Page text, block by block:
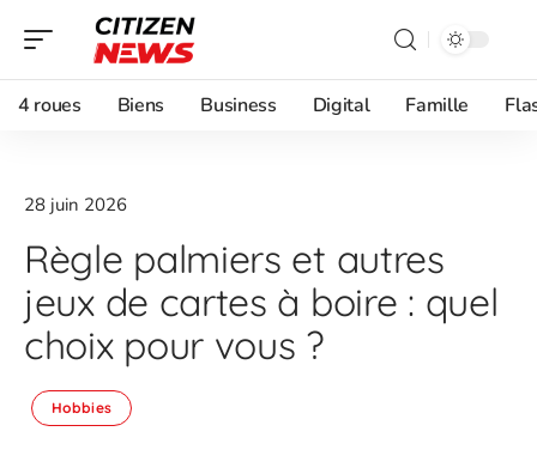
4 roues Biens Business Digital Famille
28 juin 2026
Règle palmiers et autres
jeux de cartes à boire : quel
choix pour vous ?
Hobbies